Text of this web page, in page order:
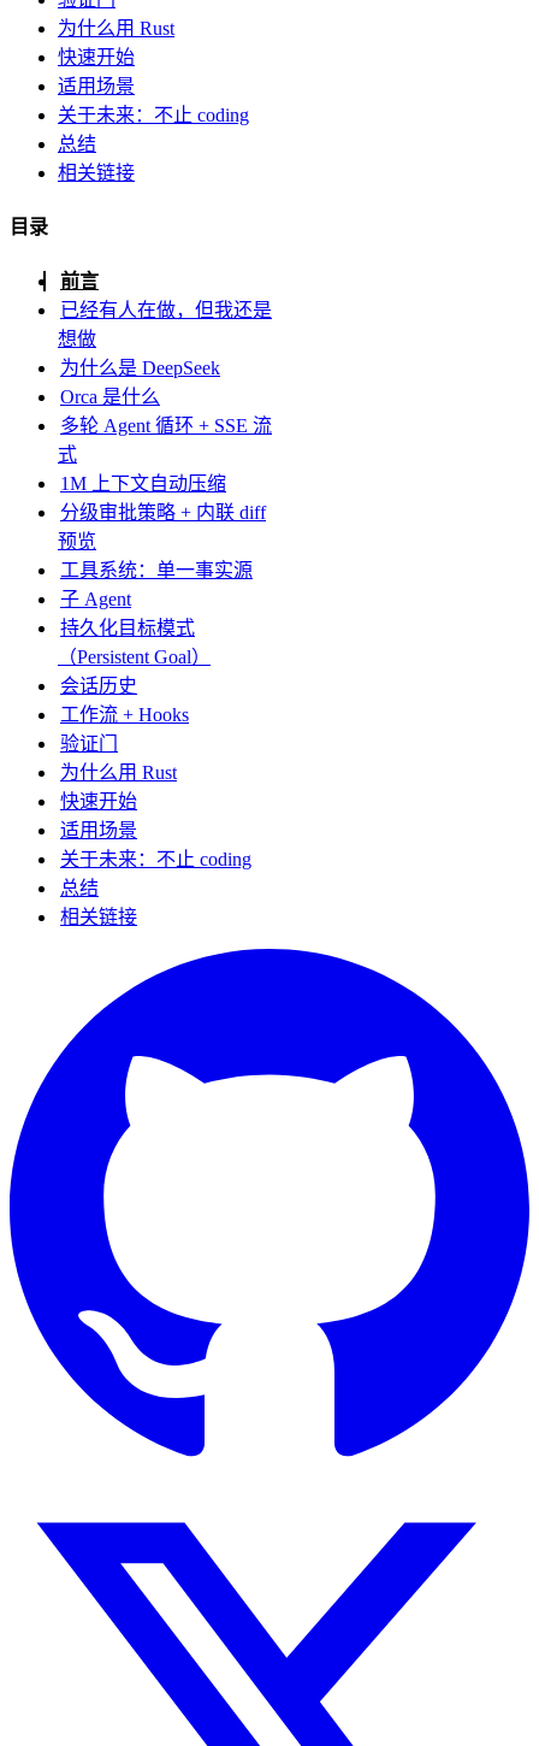
为什么用 Rust
快速开始
适用场景
关于未来：不止 coding
总结
相关链接
目录
前言
已经有人在做，但我还是
想做
为什么是 DeepSeek
Orca 是什么
多轮 Agent 循环 + SSE 流
式
1M 上下文自动压缩
分级审批策略 + 内联 diff
预览
工具系统：单一事实源
子 Agent
持久化目标模式
（Persistent Goal）
会话历史
工作流 + Hooks
验证门
为什么用 Rust
快速开始
适用场景
关于未来：不止 coding
总结
相关链接